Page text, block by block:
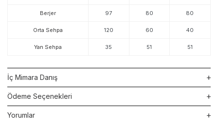
Berjer 97 80 80
Orta Sehpa 120 60 40
Yan Sehpa 35 51 51
İç Mimara Danış
Ödeme Seçenekleri
Yorumlar